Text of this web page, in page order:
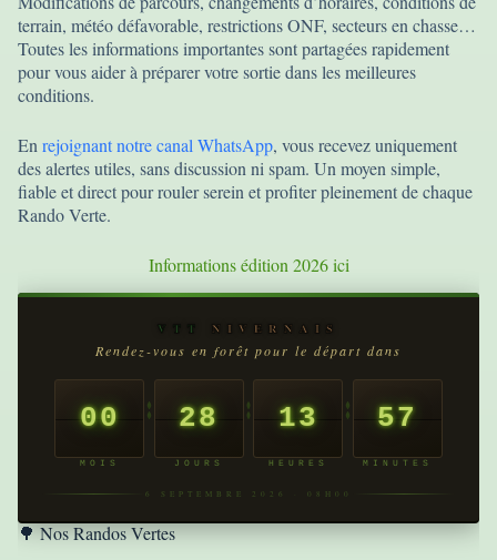
terrain, météo défavorable, restrictions ONF, secteurs en chasse…
Toutes les informations importantes sont partagées rapidement
pour vous aider à préparer votre sortie dans les meilleures
conditions.
En rejoignant notre canal WhatsApp, vous recevez uniquement
des alertes utiles, sans discussion ni spam. Un moyen simple,
fiable et direct pour rouler serein et profiter pleinement de chaque
Rando Verte.
Informations édition 2026 ici
VTT
NIVERNAIS
Rendez-vous en forêt pour le départ dans
00
MOIS
28
JOURS
13
HEURES
57
MINUTES
6 SEPTEMBRE 2026 · 08H00
🌳 Nos Randos Vertes